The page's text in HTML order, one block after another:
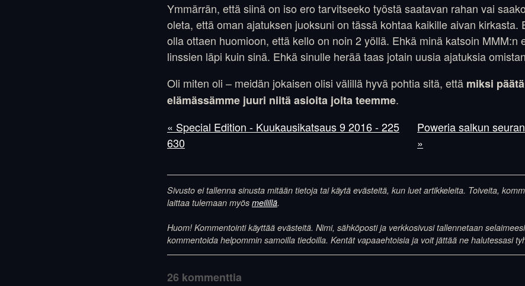
Ymmärrän, että siinä on iso ero tarvitseeko työstä saatavan rahan vai
oleta, että oman ajatuksen juoksuni on tässä kohtaa kaikille aivan kirkasta.
olla ottaen huomioon, että kello on noin 2 yöllä. Ehkä minä katsoin MMM:n
linssien läpi kuin sinä. Ehkä sinulle herää taas jotain uusia ajatuksia
Oli miten oli – meidän jokaisen olisi välillä hyvä pohtia sitä, että miksi
elämässämme juuri niitä asioita joita teemme.
« Special Edition - Kuukausikatsaus 9 2016 - 225
630
Poweria salkun
»
Sivusto ei tallenna sinusta mitään tietoja tai käytä evästeitä, kun luet artikkeleita. Toiveita,
laittaa tulemaan myös meilillä.
Huom! Kommentointi käyttää evästeitä. Nimi, sähköposti ja verkkosivusi tallennetaan
kommentoida helpommin samoilla tiedoilla. Kentät vapaaehtoisia ja voit jättää ne halutessasi
26 kommenttia